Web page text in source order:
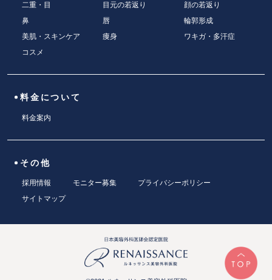
二重・目 目元の若返り
顔の若返り
鼻
唇
輪郭形成
美肌・スキンケア
痩身
ワキガ・多汗症
コスメ
料金について
料金案内
その他
採用情報 モニター募集
プライバシーポリシー
サイトマップ